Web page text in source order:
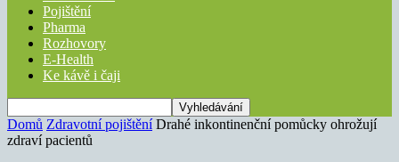
Pojištění
Pharma
Rozhovory
E-Health
Ke kávě i čaji
Domů Zdravotní pojištění Drahé inkontinenční pomůcky ohrožují
zdraví pacientů